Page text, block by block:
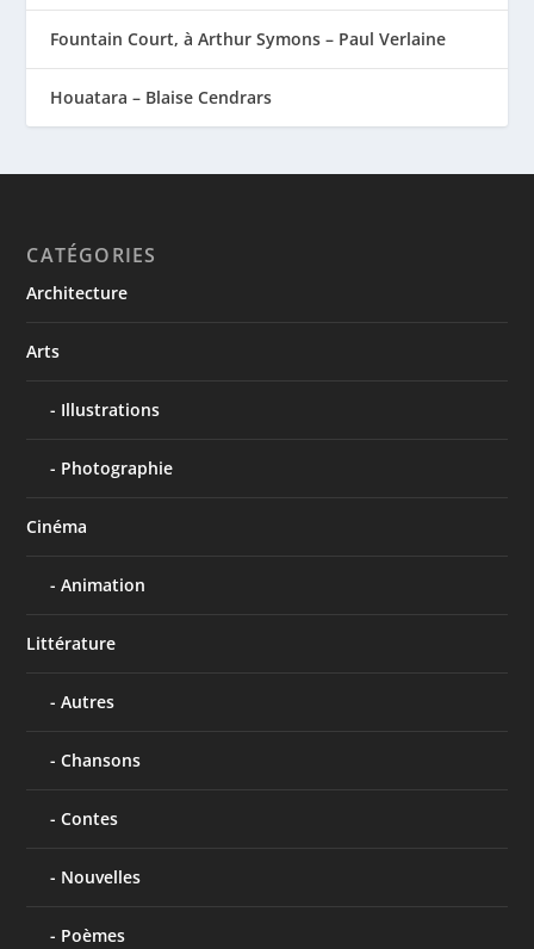
Fountain Court, à Arthur Symons – Paul Verlaine
Houatara – Blaise Cendrars
CATÉGORIES
Architecture
Arts
Illustrations
Photographie
Cinéma
Animation
Littérature
Autres
Chansons
Contes
Nouvelles
Poèmes